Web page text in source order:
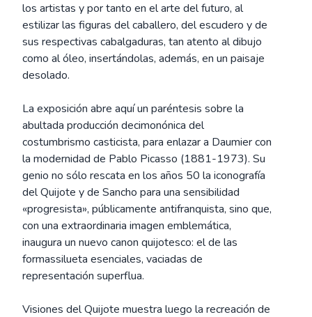
los artistas y por tanto en el arte del futuro, al
estilizar las figuras del caballero, del escudero y de
sus respectivas cabalgaduras, tan atento al dibujo
como al óleo, insertándolas, además, en un paisaje
desolado.
La exposición abre aquí un paréntesis sobre la
abultada producción decimonónica del
costumbrismo casticista, para enlazar a Daumier con
la modernidad de Pablo Picasso (1881-1973). Su
genio no sólo rescata en los años 50 la iconografía
del Quijote y de Sancho para una sensibilidad
«progresista», públicamente antifranquista, sino que,
con una extraordinaria imagen emblemática,
inaugura un nuevo canon quijotesco: el de las
formassilueta esenciales, vaciadas de
representación superflua.
Visiones del Quijote muestra luego la recreación de